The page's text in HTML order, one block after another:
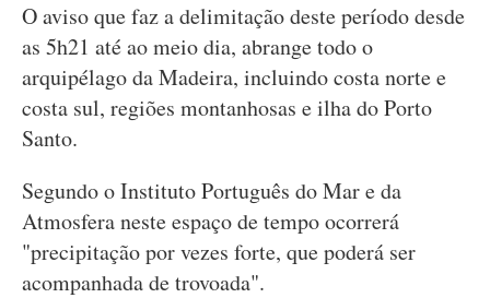
O aviso que faz a delimitação deste período desde
as 5h21 até ao meio dia, abrange todo o
arquipélago da Madeira, incluindo costa norte e
costa sul, regiões montanhosas e ilha do Porto
Santo.
Segundo o Instituto Português do Mar e da
Atmosfera neste espaço de tempo ocorrerá
"precipitação por vezes forte, que poderá ser
acompanhada de trovoada".